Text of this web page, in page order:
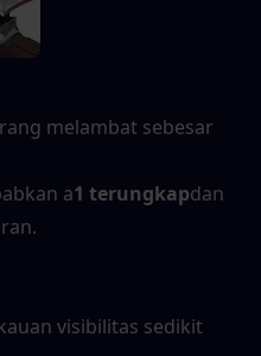
melambat sebesar
a1 terungkapdan
visibilitas sedikit